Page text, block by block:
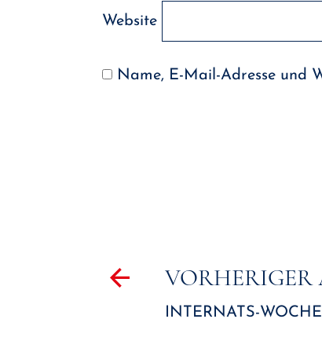
Website
Name, E-Mail-Adresse und
VORHERIGER
INTERNATS-